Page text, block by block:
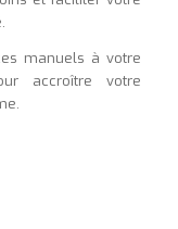
manuels à votre
accroître votre